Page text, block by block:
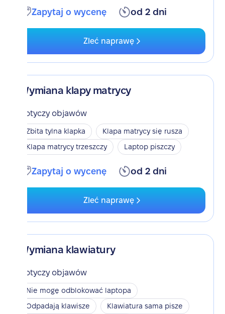
Zapytaj o wycenę od 2 dni
Zleć naprawę
Wymiana klapy matrycy
Dotyczy objawów
Zbita tylna klapka
Klapa matrycy się rusza
Klapa matrycy trzeszczy
Laptop piszczy
Zapytaj o wycenę od 2 dni
Zleć naprawę
Wymiana klawiatury
Dotyczy objawów
Nie mogę odblokować laptopa
Odpadają klawisze
Klawiatura sama pisze